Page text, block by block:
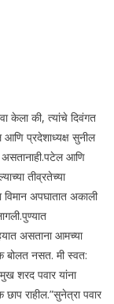
केला की, त्यांचे दिवंगत
आणि प्रदेशाध्यक्ष सुनील
पटेल आणि
तीव्रतेच्या
अपघातात अकाली
पुण्यात
असताना आमच्या
बोलत नसत. मी स्वत:
शरद पवार यांना
छाप राहील.”सुनेत्रा पवार